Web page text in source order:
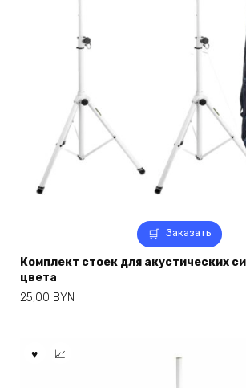
Заказать
Комплект стоек для акустических
цвета
25,00 BYN